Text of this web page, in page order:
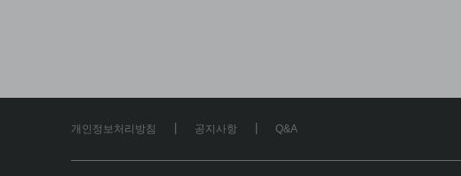
개인정보처리방침 공지사항 Q&A